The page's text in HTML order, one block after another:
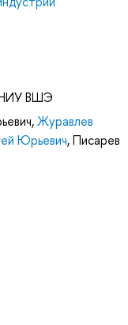
НИУ ВШЭ
,Журавлев
Юрьевич,Писарев